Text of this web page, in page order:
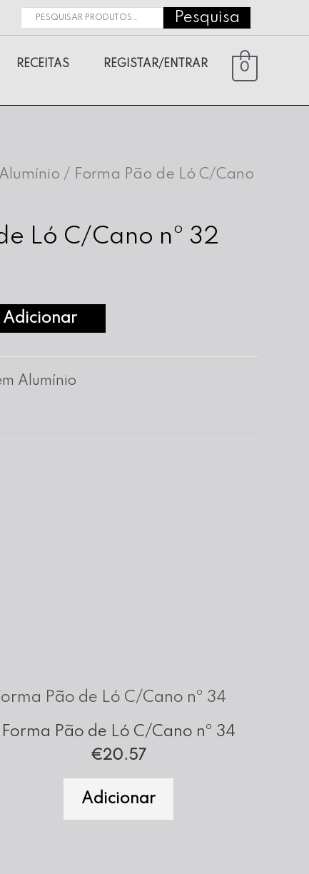
Pesquisar
Pesquisa
RECEITAS REGISTAR/ENTRAR 0
/ Forma Pão de Ló C/Cano
Ló C/Cano nº 32
Adicionar
Alumínio
Forma Pão de Ló C/Cano nº 34
€20.57
Adicionar